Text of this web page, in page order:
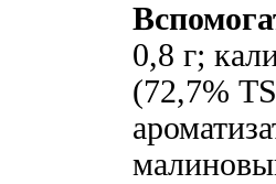
0,8 г;
(72,7%